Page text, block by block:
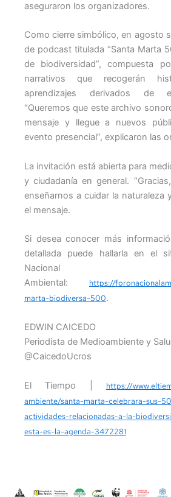
aseguraron los organizadores.
Como cierre simbólico, en agosto
de podcast titulada “Santa Marta
de biodiversidad”, compuesta
narrativos que recogerán
aprendizajes derivados de
“Queremos que este archivo
mensaje y llegue a nuevos
evento presencial”, explicaron las
La invitación está abierta para
y ciudadanía en general.
enseñarnos a cuidar la naturaleza
el mensaje.
Si desea conocer más
detallada puede hallarla en el
Nacional
Ambiental: https://
marta-biodiversa-500.
EDWIN CAICEDO
Periodista de Medioambiente y
@CaicedoUcros
El Tiempo | https://
ambiente/santa-marta-celebrara-sus-
actividades-relacionadas-a-la-
esta-es-la-agenda-3472281